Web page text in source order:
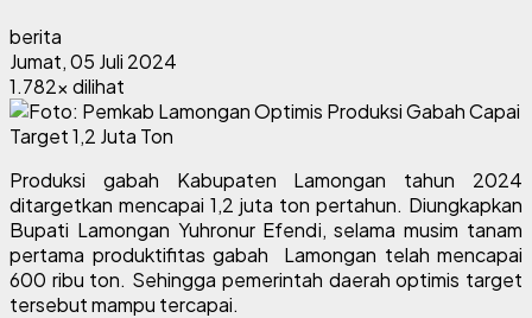
berita
Jumat, 05 Juli 2024
1.782x dilihat
Produksi gabah Kabupaten Lamongan tahun 2024
ditargetkan mencapai 1,2 juta ton pertahun. Diungkapkan
Bupati Lamongan Yuhronur Efendi, selama musim tanam
pertama produktifitas gabah Lamongan telah mencapai
600 ribu ton. Sehingga pemerintah daerah optimis target
tersebut mampu tercapai.